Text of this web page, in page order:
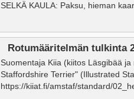
SELKÄ KAULA: Paksu, hieman
Rotumääritelmän tulkinta
Suomentaja Kiia (kiitos Läsgibää
Staffordshire Terrier" (Illustrated
https://kiiat.fi/amstaf/standard/